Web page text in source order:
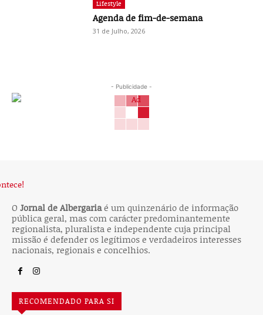
Lifestyle
Agenda de fim-de-semana
31 de Julho, 2026
- Publicidade -
O Jornal de Albergariaé um quinzenário de informação
pública geral, mas com carácter predominantemente
regionalista, pluralista e independente cuja principal
missão é defender os legítimos e verdadeiros interesses
nacionais, regionais e concelhios.
RECOMENDADO PARA SI